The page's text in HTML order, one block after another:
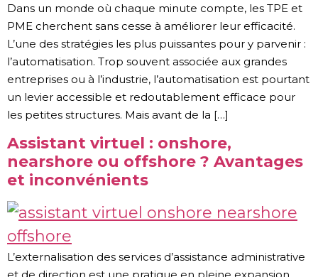
Dans un monde où chaque minute compte, les TPE et
PME cherchent sans cesse à améliorer leur efficacité.
L’une des stratégies les plus puissantes pour y parvenir :
l’automatisation. Trop souvent associée aux grandes
entreprises ou à l’industrie, l’automatisation est pourtant
un levier accessible et redoutablement efficace pour
les petites structures. Mais avant de la […]
Assistant virtuel : onshore,
nearshore ou offshore ? Avantages
et inconvénients
L’externalisation des services d’assistance administrative